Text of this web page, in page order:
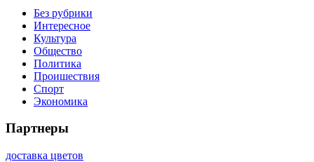
Без рубрики
Интересное
Культура
Общество
Политика
Проишествия
Спорт
Экономика
Партнеры
доставка цветов